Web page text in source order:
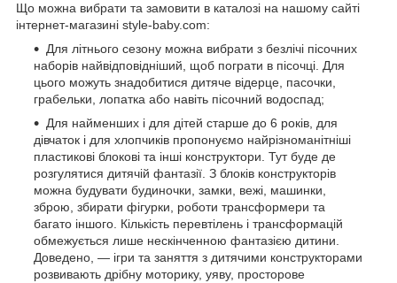
Що можна вибрати та замовити в каталозі на нашому сайті
інтернет-магазині style-baby.com:
Для літнього сезону можна вибрати з безлічі пісочних
наборів найвідповідніший, щоб пограти в пісочці. Для
цього можуть знадобитися дитяче відерце, пасочки,
грабельки, лопатка або навіть пісочний водоспад;
Для найменших і для дітей старше до 6 років, для
дівчаток і для хлопчиків пропонуємо найрізноманітніші
пластикові блокові та інші конструктори. Тут буде де
розгулятися дитячій фантазії. З блоків конструкторів
можна будувати будиночки, замки, вежі, машинки,
зброю, збирати фігурки, роботи трансформери та
багато іншого. Кількість перевтілень і трансформацій
обмежується лише нескінченною фантазією дитини.
Доведено, — ігри та заняття з дитячими конструкторами
розвивають дрібну моторику, уяву, просторове